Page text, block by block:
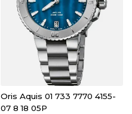
Oris Aquis 01 733 7770 4155-
07 8 18 05P